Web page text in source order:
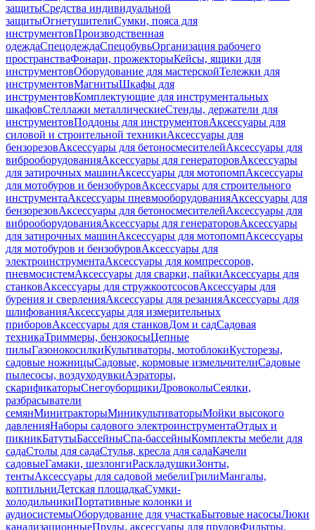
защитыСредства индивидуальной
защитыОгнетушителиСумки, пояса для
инструментовПроизводственная
одеждаСпецодеждаСпецобувьОрганизация рабочего
пространстваФонари, прожекторыКейсы, ящики для
инструментовОборудование для мастерскойТележки для
инструментовМагнитыШкафы для
инструментовКомплектующие для инструментальных
шкафовСтеллажи металлическиеСтенды, держатели для
инструментовПоддоны для инструментовАксессуары для
силовой и строительной техникиАксессуары для
бензорезовАксессуары для бетоносмесителейАксессуары для
виброоборудованияАксессуары для генераторовАксессуары
для затирочных машинАксессуары для мотопомпАксессуары
для мотобуров и бензобуровАксессуары для строительного
инструментаАксессуары пневмооборудованияАксессуары для
бензорезовАксессуары для бетоносмесителейАксессуары для
виброоборудованияАксессуары для генераторовАксессуары
для затирочных машинАксессуары для мотопомпАксессуары
для мотобуров и бензобуровАксессуары для
электроинструментаАксессуары для компрессоров,
пневмосистемАксессуары для сварки, пайкиАксессуары для
станковАксессуары для стружкоотсосовАксессуары для
бурения и сверленияАксессуары для резанияАксессуары для
шлифованияАксессуары для измерительных
приборовАксессуары для станковДом и садСадовая
техникаТриммеры, бензокосыЦепные
пилыГазонокосилкиКультиваторы, мотоблокиКусторезы,
садовые ножницыСадовые, кормовые измельчителиСадовые
пылесосы, воздуходувкиАэраторы,
скарификаторыСнегоуборщикиДровоколыСеялки,
разбрасыватели
семянМинитракторыМиникультиваторыМойки высокого
давленияНаборы садового электроинструментаОтдых и
пикникБатутыБассейныСпа-бассейныКомплекты мебели для
садаСтолы для садаСтулья, кресла для садаКачели
садовыеГамаки, шезлонгиРаскладушкиЗонты,
тентыАксессуары для садовой мебелиГрилиМангалы,
коптильниДетская площадкаСумки-
холодильникиПортативные колонки и
аудиосистемыОборудование для участкаБытовые насосыЛюки
канализационныеПруды, аксессуары для прудовФильтры,